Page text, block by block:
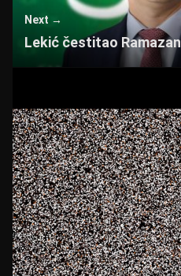
Next →
Lekić čestitao Ramazan